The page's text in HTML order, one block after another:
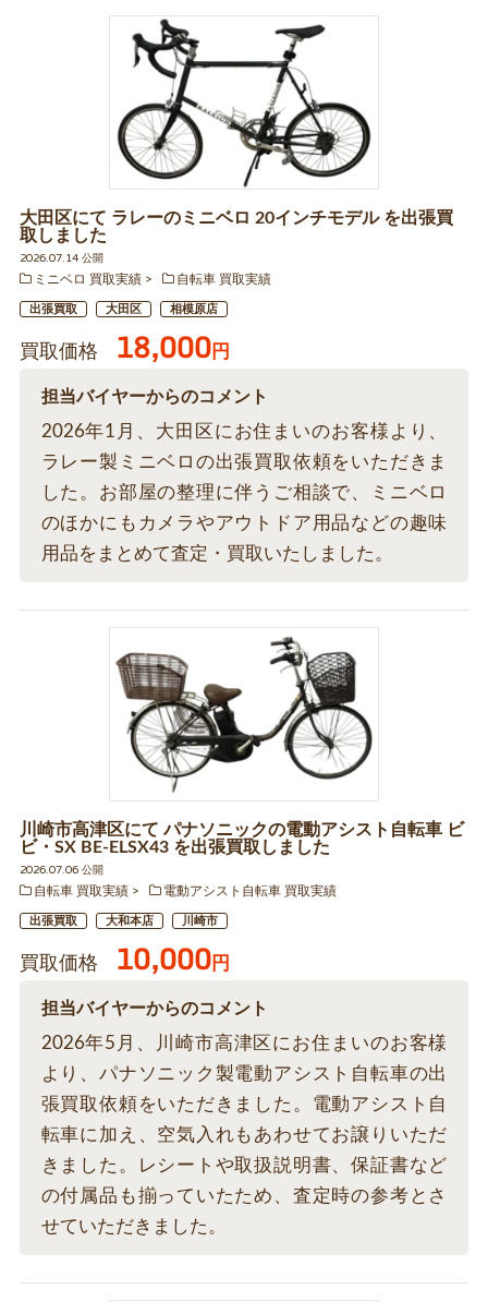
大田区にて ラレーのミニベロ 20インチモデル を出張買
取しました
2026.07.14 公開
ミニベロ 買取実績
自転車 買取実績
出張買取 大田区 相模原店
買取価格 18,000円
担当バイヤーからのコメント
2026年1月、大田区にお住まいのお客様より、
ラレー製ミニベロの出張買取依頼をいただきま
した。お部屋の整理に伴うご相談で、ミニベロ
のほかにもカメラやアウトドア用品などの趣味
用品をまとめて査定・買取いたしました。
川崎市高津区にて パナソニックの電動アシスト自転車 ビ
ビ・SX BE-ELSX43 を出張買取しました
2026.07.06 公開
自転車 買取実績
電動アシスト自転車 買取実績
出張買取 大和本店 川崎市
買取価格 10,000円
担当バイヤーからのコメント
2026年5月、川崎市高津区にお住まいのお客様
より、パナソニック製電動アシスト自転車の出
張買取依頼をいただきました。電動アシスト自
転車に加え、空気入れもあわせてお譲りいただ
きました。レシートや取扱説明書、保証書など
の付属品も揃っていたため、査定時の参考とさ
せていただきました。